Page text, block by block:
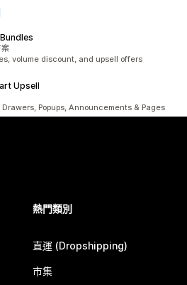
volume discount, and upsell offers
Upsell
Popups, Announcements & Pages
熱門類別
直運 (Dropshipping)
市集